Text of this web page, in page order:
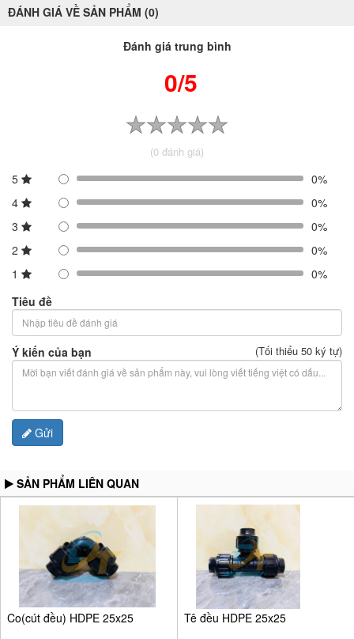
ĐÁNH GIÁ VỀ SẢN PHẨM (0)
Đánh giá trung bình
0/5
(0 đánh giá)
5
0%
4
0%
3
0%
2
0%
1
0%
Tiêu đề
Ý kiến của bạn (Tối thiểu 50 ký tự)
Gửi
SẢN PHẨM LIÊN QUAN
Co(cút đều) HDPE 25x25
Tê đều HDPE 25x25